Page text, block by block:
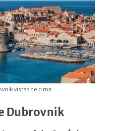
vistas de cima
Dubrovnik